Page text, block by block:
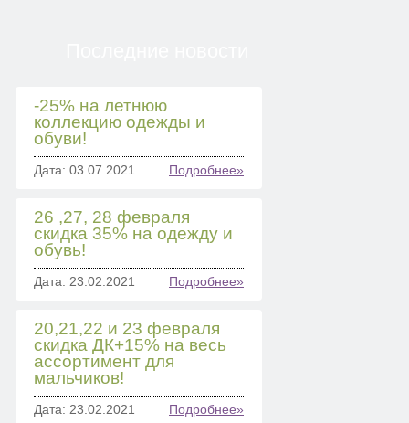
-25% на летнюю
коллекцию одежды и
обуви!
Дата: 03.07.2021 Подробнее»
26 ,27, 28 февраля
скидка 35% на одежду и
обувь!
Дата: 23.02.2021 Подробнее»
20,21,22 и 23 февраля
скидка ДК+15% на весь
ассортимент для
мальчиков!
Дата: 23.02.2021 Подробнее»